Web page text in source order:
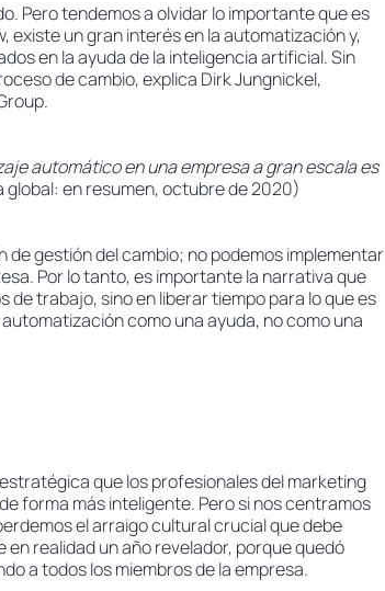
Pero tendemos a olvidar lo importante que es
existe un gran interés en la automatización y,
en la ayuda de la inteligencia artificial. Sin
de cambio, explica Dirk Jungnickel,
automático en una empresa a gran escala es
global: en resumen, octubre de 2020)
gestión del cambio; no podemos implementar
Por lo tanto, es importante la narrativa que
trabajo, sino en liberar tiempo para lo que es
como una ayuda, no como una
que los profesionales del marketing
forma más inteligente. Pero si nos centramos
el arraigo cultural crucial que debe
realidad un año revelador, porque quedó
a todos los miembros de la empresa.